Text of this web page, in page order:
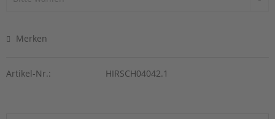
Merken
Artikel-Nr.: HIRSCH04042.1